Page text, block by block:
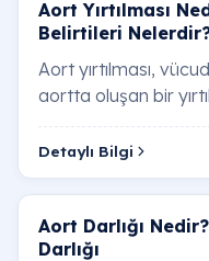
Aort Yırtılması
Belirtileri
Aort yırtılması,
aortta oluşan bir
açan ciddi bir
Detaylı Bilgi
Aort Darlığı
Darlığı